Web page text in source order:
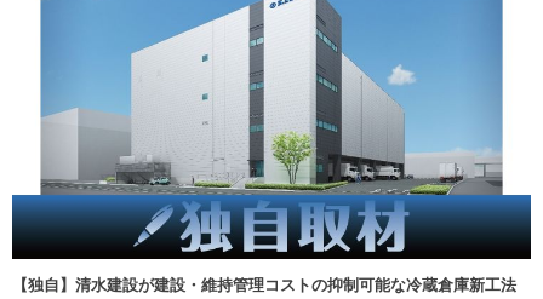
【独自】清水建設が建設・維持管理コストの抑制可能な冷蔵倉庫新工法